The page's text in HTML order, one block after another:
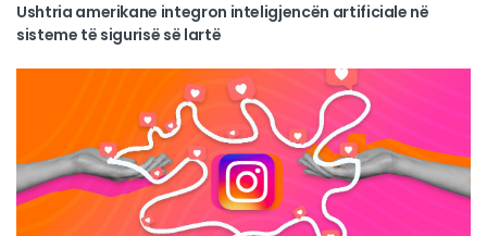
Ushtria amerikane integron inteligjencën artificiale në
sisteme të sigurisë së lartë